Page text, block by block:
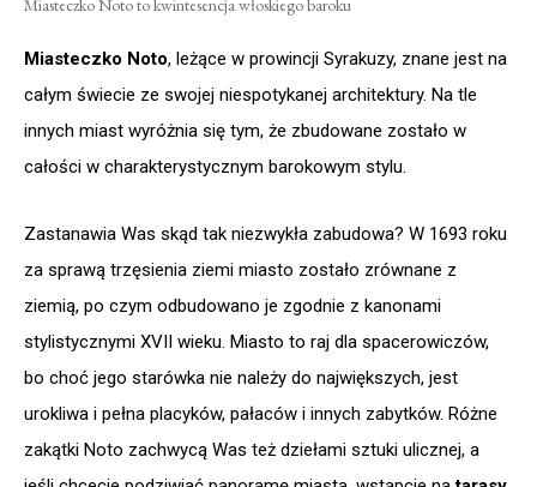
Miasteczko Noto to kwintesencja włoskiego baroku
Miasteczko Noto, leżące w prowincji Syrakuzy, znane jest na
całym świecie ze swojej niespotykanej architektury. Na tle
innych miast wyróżnia się tym, że zbudowane zostało w
całości w charakterystycznym barokowym stylu.
Zastanawia Was skąd tak niezwykła zabudowa? W 1693 roku
za sprawą trzęsienia ziemi miasto zostało zrównane z
ziemią, po czym odbudowano je zgodnie z kanonami
stylistycznymi XVII wieku. Miasto to raj dla spacerowiczów,
bo choć jego starówka nie należy do największych, jest
urokliwa i pełna placyków, pałaców i innych zabytków. Różne
zakątki Noto zachwycą Was też dziełami sztuki ulicznej, a